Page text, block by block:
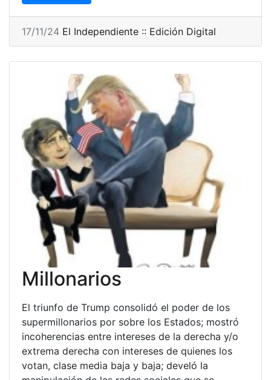
17/11/24 El Independiente :: Edición Digital
Millonarios
El triunfo de Trump consolidó el poder de los
supermillonarios por sobre los Estados; mostró
incoherencias entre intereses de la derecha y/o
extrema derecha con intereses de quienes los
votan, clase media baja y baja; develó la